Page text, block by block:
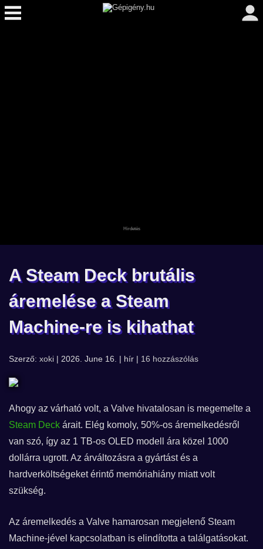
A Steam Deck brutális
áremelése a Steam
Machine-re is kihathat
Szerző: xoki | 2026. June 16. | hír | 16 hozzászólás
Ahogy az várható volt, a Valve hivatalosan is megemelte a
Steam Deck árait. Elég komoly, 50%-os áremelkedésről
van szó, így az 1 TB-os OLED modell ára közel 1000
dollárra ugrott. Az árváltozásra a gyártást és a
hardverköltségeket érintő memóriahiány miatt volt
szükség.
Az áremelkedés a Valve hamarosan megjelenő Steam
Machine-jével kapcsolatban is elindította a találgatásokat.